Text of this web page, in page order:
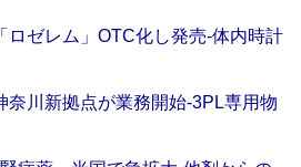
ロゼレム」OTC化し発売‐体内時計
奈川新拠点が業務開始‐3PL専用物